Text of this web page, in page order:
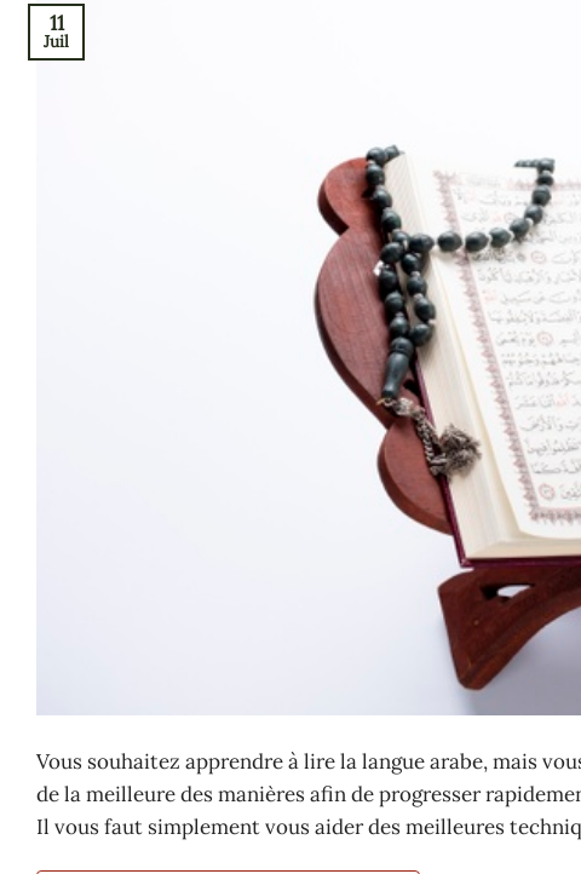
11
Juil
Vous souhaitez apprendre à lire la langue arabe, mais
de la meilleure des manières afin de progresser
Il vous faut simplement vous aider des meilleures